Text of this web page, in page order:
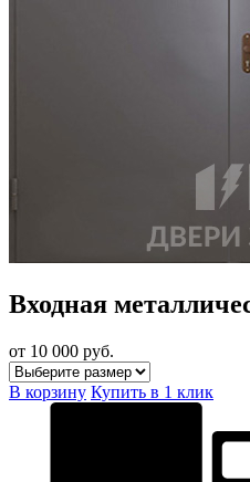
Входная
от 10 000 руб.
В корзину Купить в 1 клик